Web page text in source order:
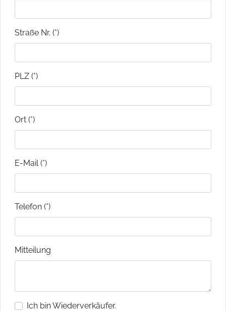
Straße Nr. (*)
PLZ (*)
Ort (*)
E-Mail (*)
Telefon (*)
Mitteilung
Ich bin Wiederverkäufer.